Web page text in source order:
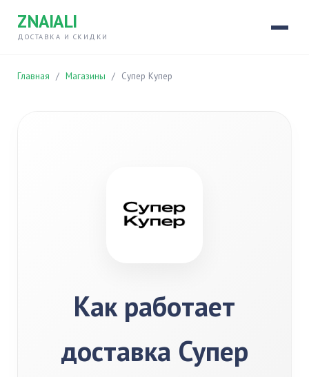
ZNAIALI
ДОСТАВКА И СКИДКИ
Главная / Магазины / Супер Купер
Как работает
доставка Супер